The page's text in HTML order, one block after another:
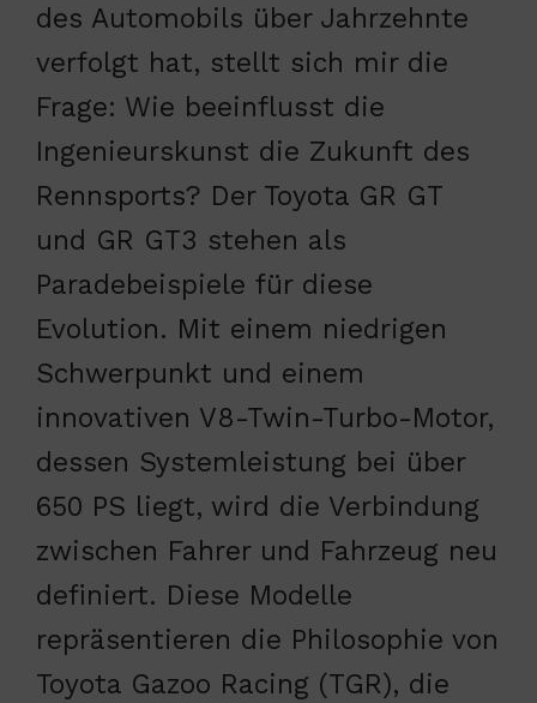
des Automobils über Jahrzehnte
verfolgt hat, stellt sich mir die
Frage: Wie beeinflusst die
Ingenieurskunst die Zukunft des
Rennsports? Der Toyota GR GT
und GR GT3 stehen als
Paradebeispiele für diese
Evolution. Mit einem niedrigen
Schwerpunkt und einem
innovativen V8-Twin-Turbo-Motor,
dessen Systemleistung bei über
650 PS liegt, wird die Verbindung
zwischen Fahrer und Fahrzeug neu
definiert. Diese Modelle
repräsentieren die Philosophie von
Toyota Gazoo Racing (TGR), die